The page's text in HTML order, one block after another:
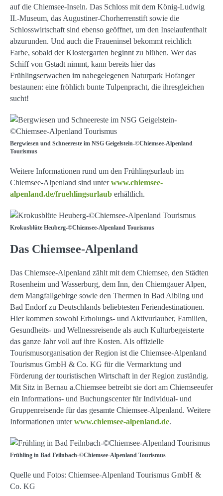
auf die Chiemsee-Inseln. Das Schloss mit dem König-Ludwig
II.-Museum, das Augustiner-Chorherrenstift sowie die
Schlosswirtschaft sind ebenso geöffnet, um den Inselaufenthalt
abzurunden. Und auch die Fraueninsel bekommt reichlich
Farbe, sobald der Klostergarten beginnt zu blühen. Wer das
Schiff von Gstadt nimmt, kann bereits hier das
Frühlingserwachen im nahegelegenen Naturpark Hofanger
bestaunen: eine fröhlich bunte Tulpenpracht, die ihresgleichen
sucht!
Bergwiesen und Schneereste im NSG Geigelstein-©Chiemsee-Alpenland
Tourismus
Weitere Informationen rund um den Frühlingsurlaub im
Chiemsee-Alpenland sind unterwww.chiemsee-
alpenland.de/fruehlingsurlaub erhältlich.
Krokusblüte Heuberg-©Chiemsee-Alpenland Tourismus
Das Chiemsee-Alpenland
Das Chiemsee-Alpenland zählt mit dem Chiemsee, den Städten
Rosenheim und Wasserburg, dem Inn, den Chiemgauer Alpen,
dem Mangfallgebirge sowie den Thermen in Bad Aibling und
Bad Endorf zu Deutschlands beliebtesten Feriendestinationen.
Hier kommen sowohl Erholungs- und Aktivurlauber, Familien,
Gesundheits- und Wellnessreisende als auch Kulturbegeisterte
das ganze Jahr voll auf ihre Kosten. Als offizielle
Tourismusorganisation der Region ist die Chiemsee-Alpenland
Tourismus GmbH & Co. KG für die Vermarktung und
Förderung der touristischen Wirtschaft in der Region zuständig.
Mit Sitz in Bernau a.Chiemsee betreibt sie dort am Chiemseeufer
ein Informations- und Buchungscenter für Individual- und
Gruppenreisende für das gesamte Chiemsee-Alpenland. Weitere
Informationen unterwww.chiemsee-alpenland.de.
Frühling in Bad Feilnbach-©Chiemsee-Alpenland Tourismus
Quelle und Fotos: Chiemsee-Alpenland Tourismus GmbH &
Co. KG